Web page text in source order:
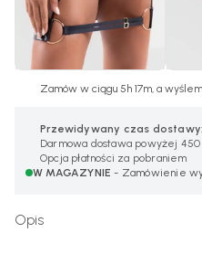
Zamów w ciągu 5h 17m, a
Przewidywany czas dostawy:
Darmowa dostawa powyżej 450
Opcja płatności za pobraniem
W MAGAZYNIE - Zamówienie
Opis